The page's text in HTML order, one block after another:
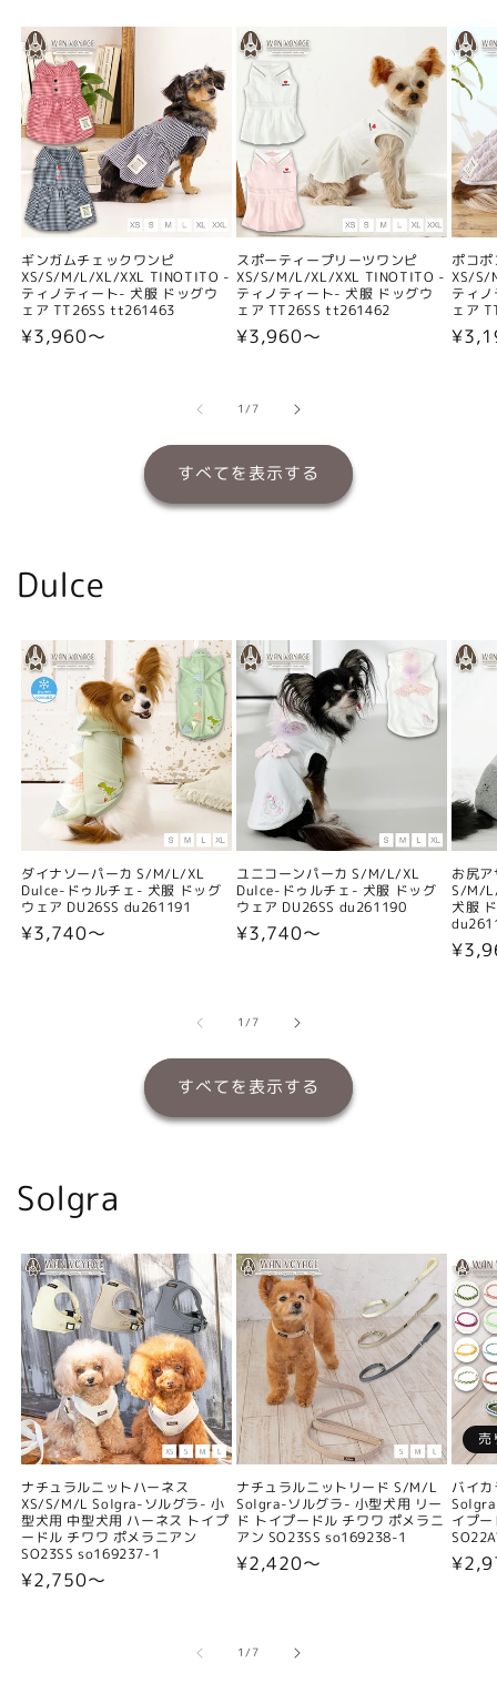
ギンガムチェックワンピ
XS/S/M/L/XL/XXL TINOTITO -
ティノティート- 犬服 ドッグウ
ェア TT26SS tt261463
通
¥3,960〜
スポーティープリーツワンピ
XS/S/M/L/XL/XXL TINOTITO -
ティノティート- 犬服 ドッグウ
ェア TT26SS tt261462
通
格
¥3,960〜
ポコ
XS/S/
ティ
ェア
通
1/の
7
すべてを表示する
Dulce
ダイナソーパーカ S/M/L/XL
Dulce-ドゥルチェ- 犬服 ドッグ
ウェア DU26SS du261191
通
¥3,740〜
ユニコーンパーカ S/M/L/XL
Dulce-ドゥルチェ- 犬服 ドッグ
ウェア DU26SS du261190
通
¥3,740〜
お尻
S/M/
犬服
通
1/の
7
すべてを表示する
Solgra
ナチュラルニットハーネス
XS/S/M/L Solgra-ソルグラ- 小
型犬用 中型犬用 ハーネス トイプ
ードル チワワ ポメラニアン
SO23SS so169237-1
通
¥2,750〜
ナチュラルニットリード S/M/L
Solgra-ソルグラ- 小型犬用 リー
ド トイプードル チワワ ポメラニ
アン SO23SS so169238-1
通
¥2,420〜
売
バイ
イプ
通
1/の
7